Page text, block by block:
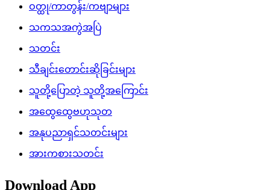
ဝတ္ထု/ကာတွန်း/ကဗျာများ
သကသအကွဲအပြဲ
သတင်း
သီချင်းတောင်းဆိုခြင်းများ
သူတို့ပြောတဲ့ သူတို့အကြောင်း
အထွေထွေဗဟုသုတ
အနုပညာရှင်သတင်းများ
အားကစားသတင်း
Download App